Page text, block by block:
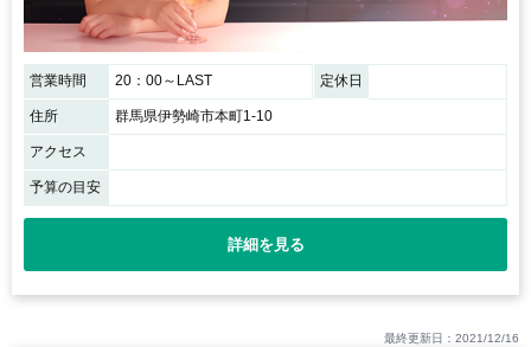
営業時間 20：00～LAST 定休日
住所 群馬県伊勢崎市本町1-10
アクセス
予算の目安
詳細を見る
最終更新日：2021/12/16